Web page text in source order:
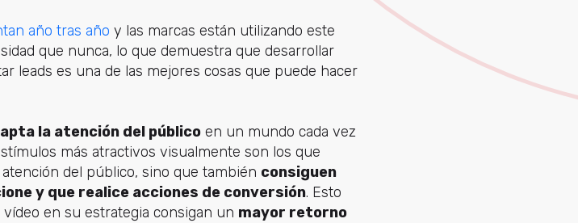
año tras año y las marcas están utilizando este
que nunca, lo que demuestra que desarrollar
leads es una de las mejores cosas que puede hacer
la atención del público en un mundo cada vez
más atractivos visualmente son los que
del público, sino que también consiguen
y que realice acciones de conversión. Esto
en su estrategia consigan un mayor retorno